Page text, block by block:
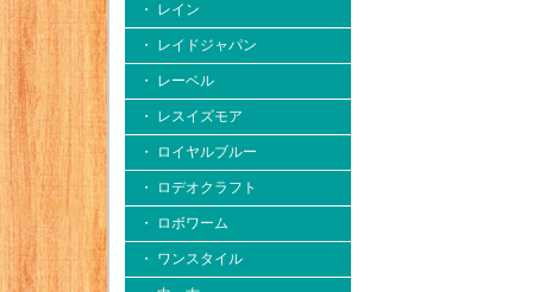
・ レイン
・ レイドジャパン
・ レーベル
・ レスイズモア
・ ロイヤルブルー
・ ロデオクラフト
・ ロボワーム
・ ワンスタイル